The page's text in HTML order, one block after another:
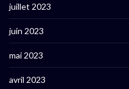
juillet 2023
juin 2023
mai 2023
avril 2023